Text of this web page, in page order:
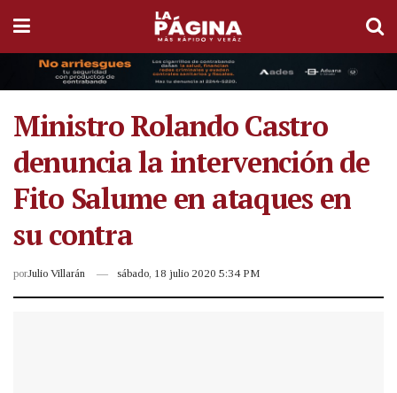
Ministro Rolando Castro
denuncia la intervención de
Fito Salume en ataques en
su contra
porJulio Villarán sábado, 18 julio 2020 5:34 PM